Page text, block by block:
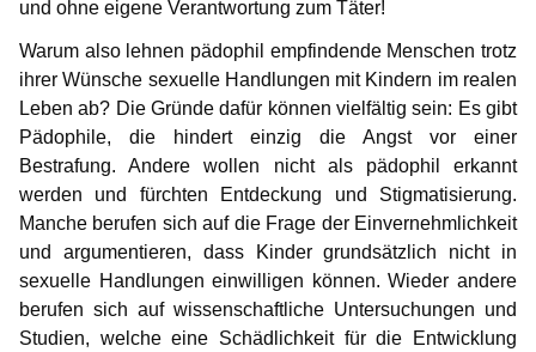
und ohne eigene Verantwortung zum Täter!
Warum also lehnen pädophil empfindende Menschen trotz
ihrer Wünsche sexuelle Handlungen mit Kindern im realen
Leben ab? Die Gründe dafür können vielfältig sein: Es gibt
Pädophile, die hindert einzig die Angst vor einer
Bestrafung. Andere wollen nicht als pädophil erkannt
werden und fürchten Entdeckung und Stigmatisierung.
Manche berufen sich auf die Frage der Einvernehmlichkeit
und argumentieren, dass Kinder grundsätzlich nicht in
sexuelle Handlungen einwilligen können. Wieder andere
berufen sich auf wissenschaftliche Untersuchungen und
Studien, welche eine Schädlichkeit für die Entwicklung